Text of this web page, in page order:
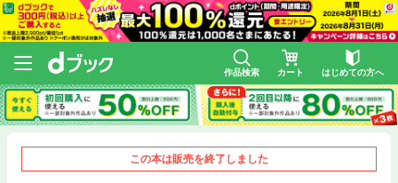
作品検索 カート はじめての方へ
この本は販売を終了しました